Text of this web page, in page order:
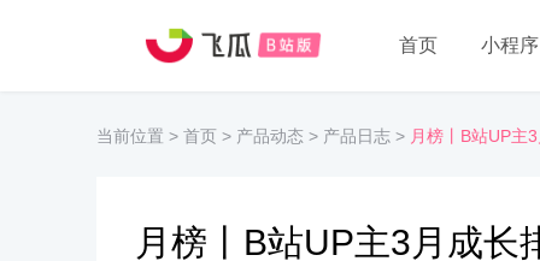
首页 小程序
当前位置 > 首页 > 产品动态 > 产品日志 > 月榜丨B站UP主
月榜丨B站UP主3月成长